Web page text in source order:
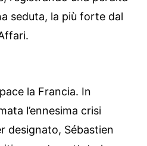
seduta, la più forte dal
la Francia. In
l’ennesima crisi
designato, Sébastien